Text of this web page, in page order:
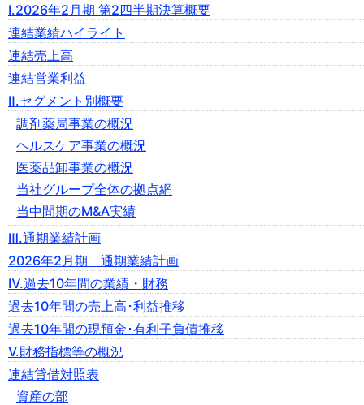
Ⅰ.2026年2月期 第2四半期決算概要
連結業績ハイライト
連結売上高
連結営業利益
Ⅱ.セグメント別概要
調剤薬局事業の概況
ヘルスケア事業の概況
医薬品卸事業の概況
当社グループ全体の拠点網
当中間期のM&A実績
Ⅲ.通期業績計画
2026年2月期 通期業績計画
Ⅳ.過去10年間の業績・財務
過去10年間の売上高･利益推移
過去10年間の現預金･有利子負債推移
Ⅴ.財務指標等の概況
連結貸借対照表
資産の部